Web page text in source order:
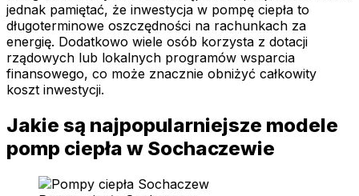
jednak pamiętać, że inwestycja w pompę ciepła to
długoterminowe oszczędności na rachunkach za
energię. Dodatkowo wiele osób korzysta z dotacji
rządowych lub lokalnych programów wsparcia
finansowego, co może znacznie obniżyć całkowity
koszt inwestycji.
Jakie są najpopularniejsze modele
pomp ciepła w Sochaczewie